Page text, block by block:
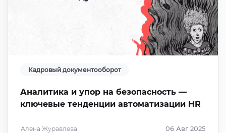
Кадровый документооборот
Аналитика и упор на безопасность —
ключевые тенденции автоматизации HR
Алена Журавлева 06 Авг 2025